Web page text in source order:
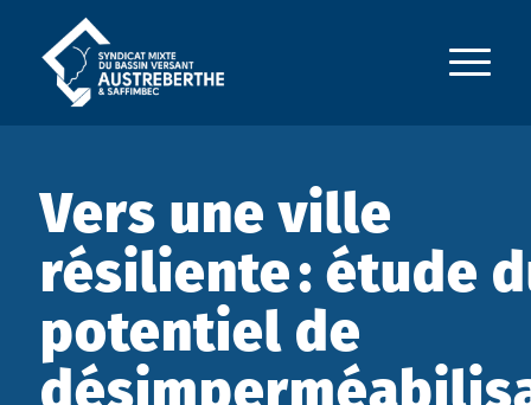
Vers une ville
résiliente : étude
potentiel de